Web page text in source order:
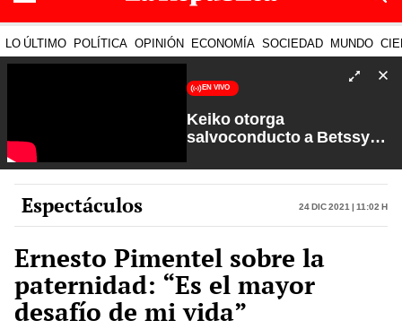
LO ÚLTIMO POLÍTICA OPINIÓN ECONOMÍA SOCIEDAD MUNDO
EN VIVO
Keiko otorga
salvoconducto a Betssy
Petroperú | Sin Guion con
Rosa María Palacios
Espectáculos 24 Dic 2021 | 11:02 h
Ernesto Pimentel sobre la
paternidad: “Es el mayor
desafío de mi vida”